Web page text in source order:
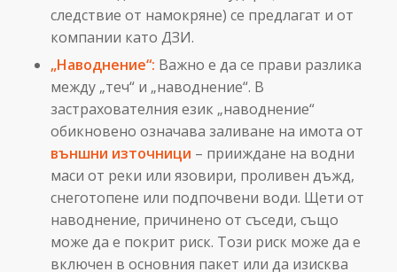
следствие от намокряне) се предлагат и от
компании като ДЗИ.
„Наводнение“: Важно е да се прави разлика
между „теч“ и „наводнение“. В
застрахователния език „наводнение“
обикновено означава заливане на имота от
външни източници – прииждане на водни
маси от реки или язовири, проливен дъжд,
снеготопене или подпочвени води. Щети от
наводнение, причинено от съседи, също
може да е покрит риск. Този риск може да е
включен в основния пакет или да изисква